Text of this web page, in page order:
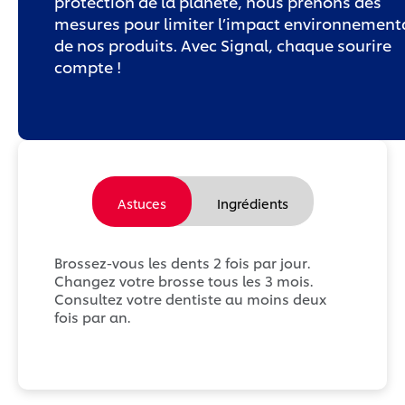
mesures pour limiter l’impact
de nos produits. Avec Signal, chaque sourire
compte !
Astuces Ingrédients
Brossez-vous les dents 2 fois par jour.
Changez votre brosse tous les 3 mois.
Consultez votre dentiste au moins deux
fois par an.